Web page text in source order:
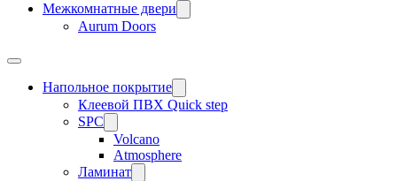
Межкомнатные двери
Aurum Doors
Напольное покрытие
Клеевой ПВХ Quick step
SPC
Volcano
Atmosphere
Ламинат